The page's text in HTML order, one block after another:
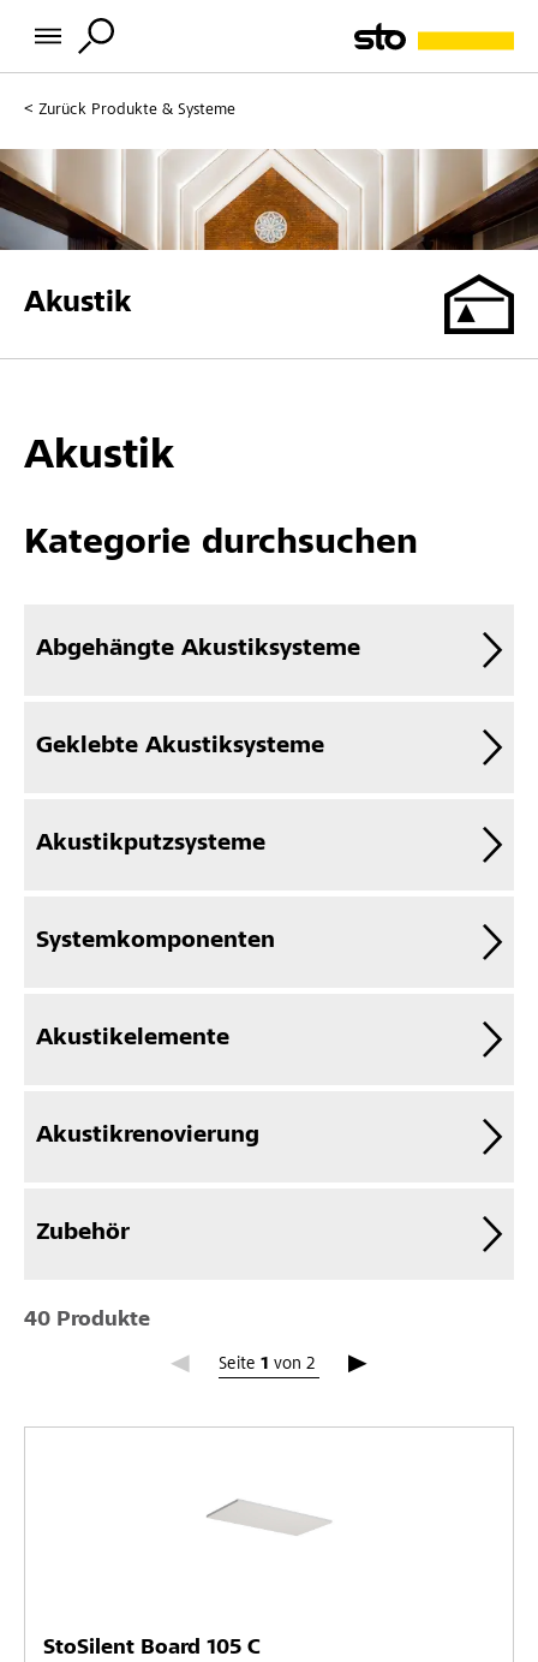
Zurück Produkte & Systeme
Akustik
Akustik
Kategorie durchsuchen
Abgehängte Akustiksysteme
Geklebte Akustiksysteme
Akustikputzsysteme
Systemkomponenten
Akustikelemente
Akustikrenovierung
Zubehör
40 Produkte
Seite 1 von 2
Seite 1
StoSilent Board 105 C